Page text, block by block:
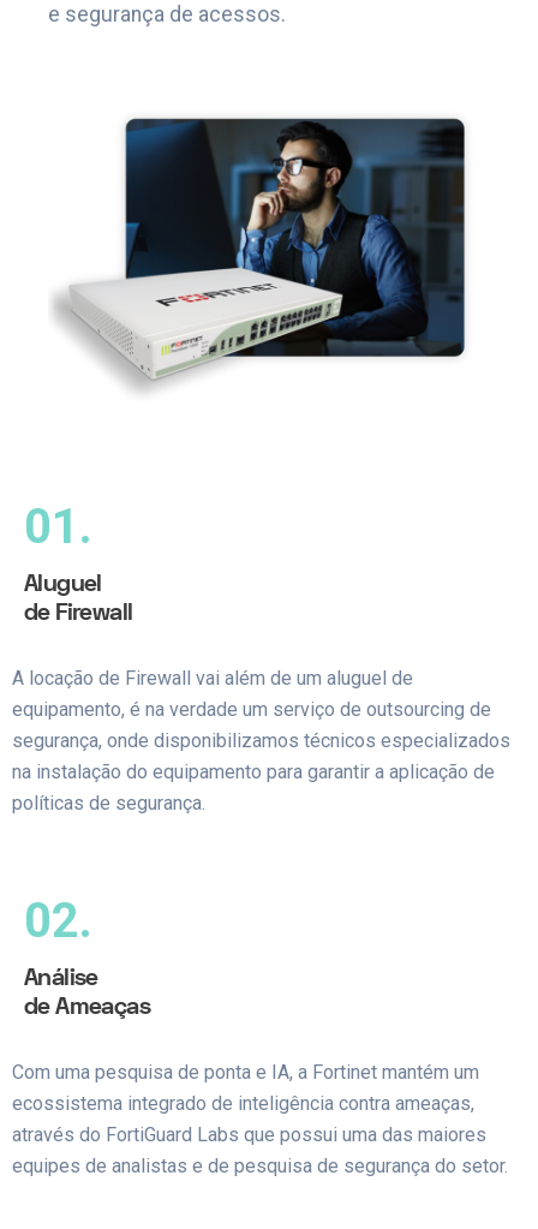
e segurança de acessos.
01.
Aluguel
de Firewall
A locação de Firewall vai além de um aluguel de
equipamento, é na verdade um serviço de outsourcing de
segurança, onde disponibilizamos técnicos especializados
na instalação do equipamento para garantir a aplicação de
políticas de segurança.
02.
Análise
de Ameaças
Com uma pesquisa de ponta e IA, a Fortinet mantém um
ecossistema integrado de inteligência contra ameaças,
através do FortiGuard Labs que possui uma das maiores
equipes de analistas e de pesquisa de segurança do setor.